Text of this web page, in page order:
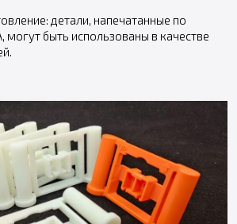
детали, напечатанные по
могут быть использованы в качестве